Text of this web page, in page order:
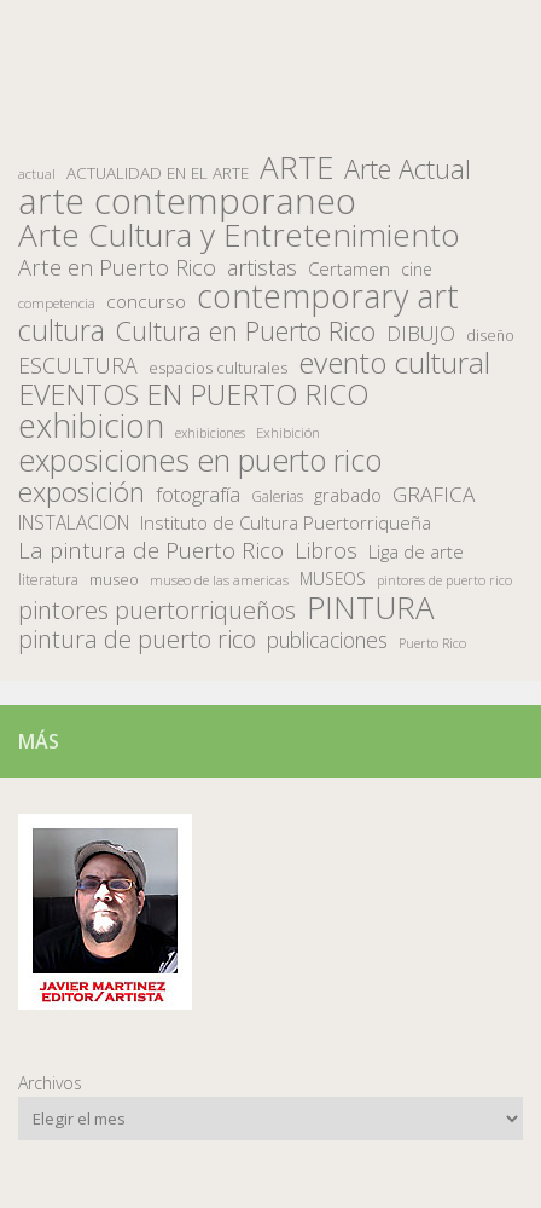
actual ACTUALIDAD EN EL ARTE ARTE Arte Actual
arte contemporaneo
Arte Cultura y Entretenimiento
Arte en Puerto Rico artistas Certamen cine
competencia concurso contemporary art
cultura Cultura en Puerto Rico DIBUJO diseño
ESCULTURA espacios culturales evento cultural
EVENTOS EN PUERTO RICO
exhibicion exhibiciones Exhibición
exposiciones en puerto rico
exposición fotografía Galerias grabado GRAFICA
INSTALACION Instituto de Cultura Puertorriqueña
La pintura de Puerto Rico Libros Liga de arte
literatura museo museo de las americas MUSEOS pintores de puerto rico
pintores puertorriqueños PINTURA
pintura de puerto rico publicaciones Puerto Rico
MÁS
Archivos